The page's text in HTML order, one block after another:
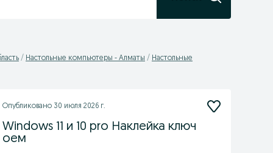
Настольные компьютеры - Алматы
Настольные
Опубликовано 30 июля 2026 г.
Windows 11 и 10 pro Наклейка ключ
оем